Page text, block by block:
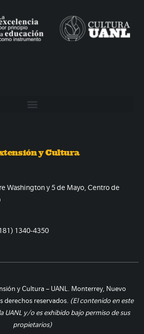
y Cultura
Washington y 5 de Mayo, Centro de
1340-4350
y Cultura – UANL. Monterrey, Nuevo
derechos reservados. (El contenido en este
UANL y/o es exhibido bajo permiso de sus
propietarios)